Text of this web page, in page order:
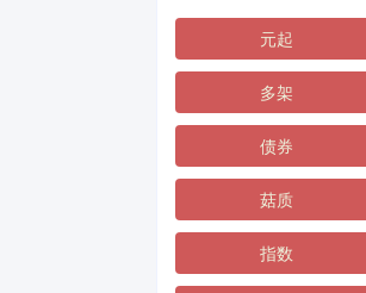
元起
多架
债券
菇质
指数